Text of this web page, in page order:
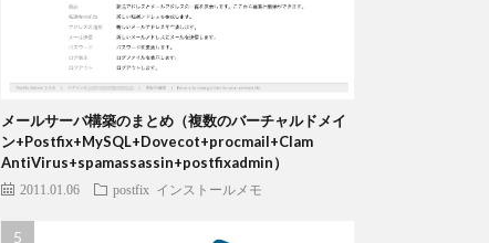
メールサーバ構築のまとめ（複数のバーチャルドメイ
ン+Postfix+MySQL+Dovecot+procmail+Clam
AntiVirus+spamassassin+postfixadmin）
2011.01.06 postfix インストールメモ